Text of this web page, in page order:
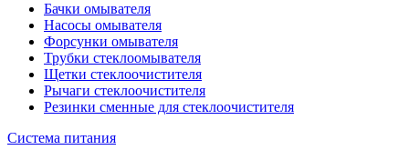
Бачки омывателя
Насосы омывателя
Форсунки омывателя
Трубки стеклоомывателя
Щетки стеклоочистителя
Рычаги стеклоочистителя
Резинки сменные для стеклоочистителя
Система питания